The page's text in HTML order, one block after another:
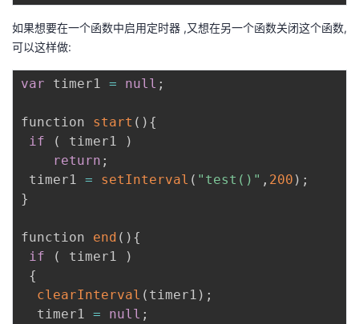
如果想要在一个函数中启用定时器 ,又想在另一个函数关闭这个函数,
可以这样做:
var timer1 = null ;
function start ( ) {
if
( timer1
)
return ;
timer1 = setInterval ( "test()" , 200 ) ;
}
function end ( ) {
if
( timer1
)
{
clearInterval ( timer1 ) ;
  timer1
= null ;